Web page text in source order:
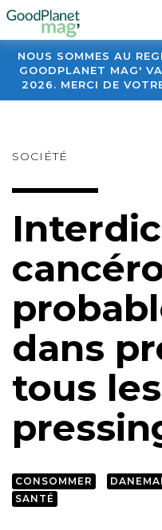
NOUS SOMMES AU
GOODPLANET MAG'
2026. MERCI DE
SOCIÉTÉ
dans
tous les
CONSOMMER
SANTÉ